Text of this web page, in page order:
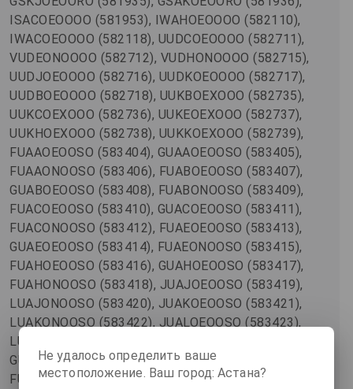
Не удалось определить ваше
местоположение. Ваш город: Астана?